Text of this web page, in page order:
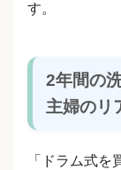
す。
2年間の
主婦のリ
「ドラム式